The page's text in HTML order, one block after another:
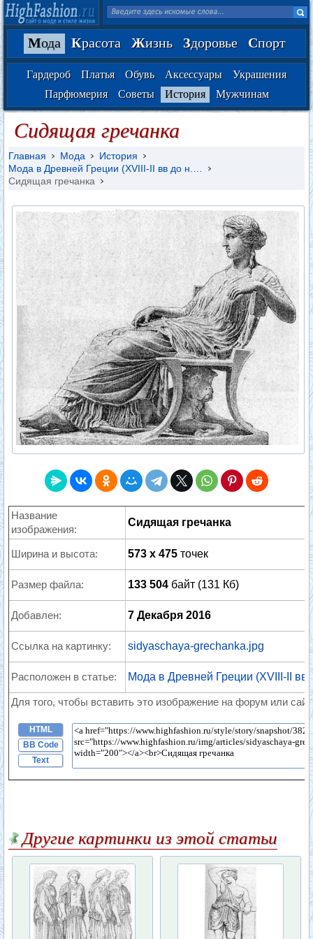
Мода Красота Жизнь Здоровье Спорт
Гардероб Платья Обувь Аксессуары
Украшения
Парфюмерия
Советы История Мужчинам
Сидящая гречанка
Главная Мода
История
Мода в Древней Греции (XVIII-II вв до н.…
Сидящая гречанка
Название
изображения:
Сидящая гречанка
Ширина и высота: 573 x 475 точек
Размер файла: 133 504 байт (131 Кб)
Добавлен: 7 Декабря 2016
Ссылка на картинку: sidyaschaya-grechanka.jpg
Расположен в статье: Мода в Древней Греции (XVIII-II вв
Для того, чтобы вставить это изображение на форум или
HTML
BB Code
Text
Другие картинки из этой статьи